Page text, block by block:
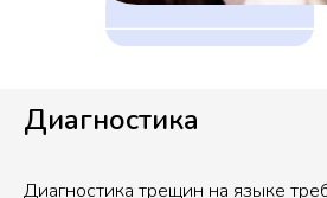
Диагностика
Диагностика трещин на языке